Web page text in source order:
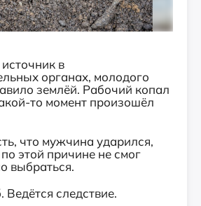
в
органах, молодого
землёй. Рабочий копал
то момент произошёл
что мужчина ударился,
этой причине не смог
выбраться.
Ведётся следствие.